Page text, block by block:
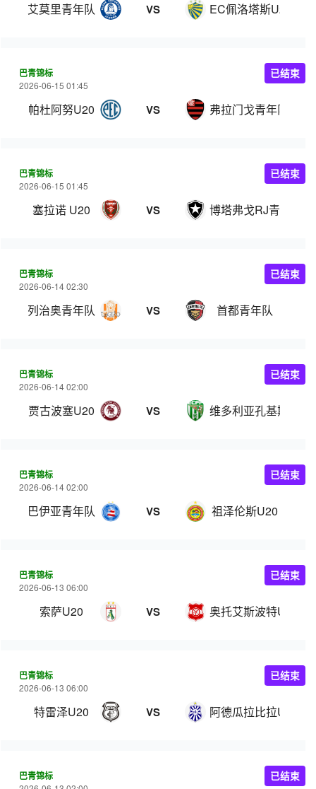
艾莫里青年队 VS EC佩洛塔斯U20
巴青锦标
2026-06-15 01:45
帕杜阿努U20 VS 弗拉门戈青年队
已结束
巴青锦标
2026-06-15 01:45
塞拉诺 U20 VS 博塔弗戈RJ青年队
已结束
巴青锦标
2026-06-14 02:30
列治奥青年队 VS 首都青年队
已结束
巴青锦标
2026-06-14 02:00
贾古波塞U20 VS 维多利亚孔基斯塔青
已结束
巴青锦标
2026-06-14 02:00
巴伊亚青年队 VS 祖泽伦斯U20
已结束
巴青锦标
2026-06-13 06:00
索萨U20 VS 奥托艾斯波特U20
已结束
巴青锦标
2026-06-13 06:00
特雷泽U20 VS 阿德瓜拉比拉U20
已结束
巴青锦标 已结束